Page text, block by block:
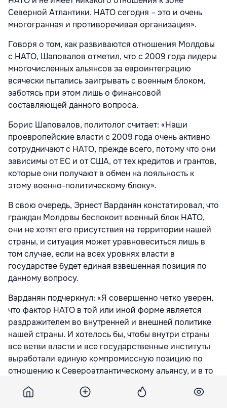
Северной Атлантики. НАТО сегодня – это и очень
многогранная и противоречивая организация».
Говоря о том, как развиваются отношения Молдовы
с НАТО, Шаповалов отметил, что с 2009 года лидеры
многочисленных альянсов за евроинтеграцию
всячески пытались заигрывать с военным блоком,
заботясь при этом лишь о финансовой
составляющей данного вопроса.
Борис Шаповалов, политолог считает: «Наши
проевропейские власти с 2009 года очень активно
сотрудничают с НАТО, прежде всего, потому что они
зависимы от ЕС и от США, от тех кредитов и грантов,
которые они получают в обмен на лояльность к
этому военно-политическому блоку».
В свою очередь, Эрнест Варданян констатировал, что
граждан Молдовы беспокоит военный блок НАТО,
они не хотят его присутствия на территории нашей
страны, и ситуация может уравновеситься лишь в
том случае, если на всех уровнях власти в
государстве будет единая взвешенная позиция по
данному вопросу.
Варданян подчеркнул: «Я совершенно четко уверен,
что фактор НАТО в той или иной форме является
раздражителем во внутренней и внешней политике
нашей страны. И хотелось бы, чтобы внутри страны
все ветви власти и все государственные институты
выработали единую компромиссную позицию по
отношению к Североатлантическому альянсу, и в то
консолидированную позицию в НАТО, т.е., чтобы мы